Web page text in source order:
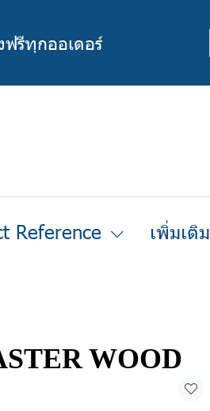
รีทุกออเดอร์
Reference เพิ่มเติม
WOOD